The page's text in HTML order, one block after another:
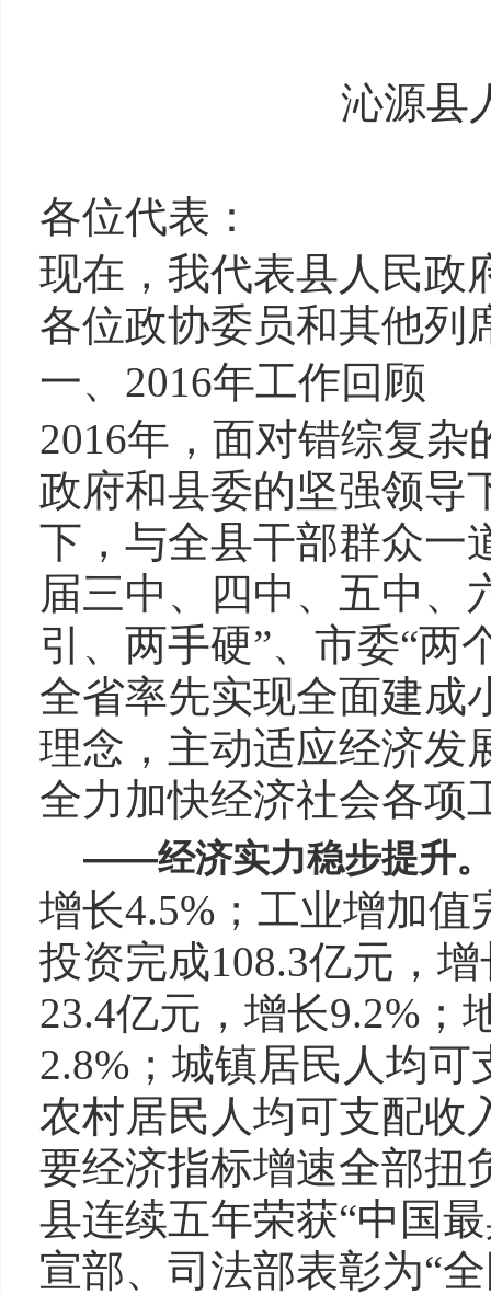
沁源县
各位代表：
现在，我代表县人民政
各位政协委员和其他列
一、2016年工作回顾
2016年，面对错综复
政府和县委的坚强领导
下，与全县干部群众一
届三中、四中、五中、
引、两手硬”、市委“两
全省率先实现全面建成
理念，主动适应经济发
全力加快经济社会各项
——经济实力稳步提升
增长4.5%；工业增加值
投资完成108.3亿元，
23.4亿元，增长9.2%；
2.8%；城镇居民人均可
农村居民人均可支配收
要经济指标增速全部扭
县连续五年荣获“中国
宣部、司法部表彰为“